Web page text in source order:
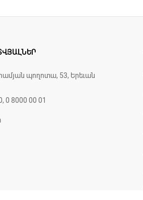
պողոտա, 53, Երեւան
0 8000 00 01